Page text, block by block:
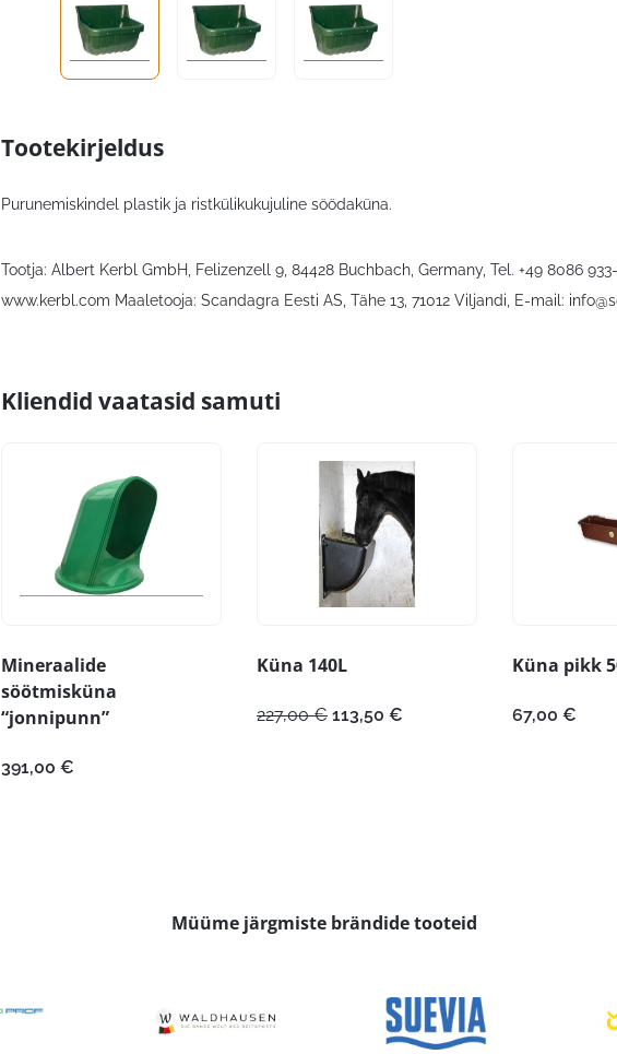
Tootekirjeldus
Purunemiskindel plastik ja ristkülikukujuline söödaküna.
Tootja: Albert Kerbl GmbH, Felizenzell 9, 84428 Buchbach, Germany, Tel. +49 8086
www.kerbl.com Maaletooja: Scandagra Eesti AS, Tähe 13, 71012 Viljandi, E-mail:
Kliendid vaatasid samuti
Mineraalide
söötmisküna
“jonnipunn”
391,00 €
Küna 140L
227,00€ Algne
113,50 €
Küna pikk
67,00 €
Müüme järgmiste brändide tooteid